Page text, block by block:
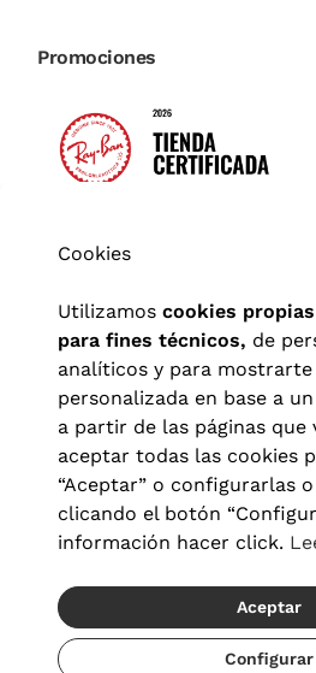
Recíbelo del 09/
Promociones
Aviso legal| Política de privacidad
Política de cookies|
© 2026
Cookies
Utilizamos cookies
para fines técnicos, de
analíticos y para
personalizada en base a
a partir de las páginas que
aceptar todas las cookies
“Aceptar” o configurarlas
clicando el botón
información hacer click.
Aceptar
Configurar